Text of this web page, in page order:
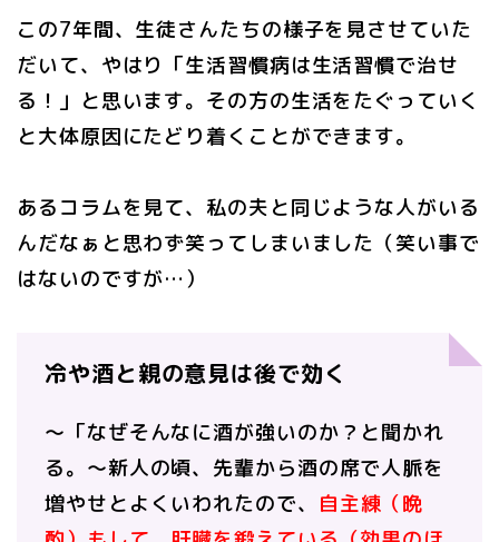
この7年間、生徒さんたちの様子を見させていた
だいて、やはり「生活習慣病は生活習慣で治せ
る！」と思います。その方の生活をたぐっていく
と大体原因にたどり着くことができます。
あるコラムを見て、私の夫と同じような人がいる
んだなぁと思わず笑ってしまいました（笑い事で
はないのですが…）
冷や酒と親の意見は後で効く
〜「なぜそんなに酒が強いのか？と聞かれ
る。〜新人の頃、先輩から酒の席で人脈を
増やせとよくいわれたので、 自主練（晩